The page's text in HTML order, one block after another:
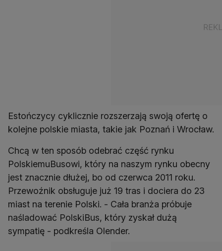
Estończycy cyklicznie rozszerzają swoją ofertę o
kolejne polskie miasta, takie jak Poznań i Wrocław.
Chcą w ten sposób odebrać część rynku
PolskiemuBusowi, który na naszym rynku obecny
jest znacznie dłużej, bo od czerwca 2011 roku.
Przewoźnik obsługuje już 19 tras i dociera do 23
miast na terenie Polski. - Cała branża próbuje
naśladować PolskiBus, który zyskał dużą
sympatię - podkreśla Olender.